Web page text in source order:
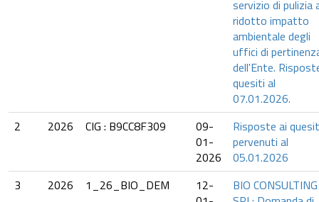
servizio di pulizia
ridotto impatto
ambientale degli
uffici di
dell'Ente.
quesiti al
07.01.2026.
2
2026 CIG : B9CC8F309
09-
01-
2026
Risposte ai
pervenuti al
05.01.2026
3
2026 1_26_BIO_DEM
12-
BIO CONSULTING